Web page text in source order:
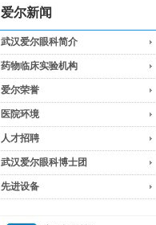
爱尔新闻
武汉爱尔眼科简介
药物临床实验机构
爱尔荣誉
医院环境
人才招聘
武汉爱尔眼科博士团
先进设备